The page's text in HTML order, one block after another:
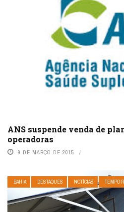
ANS suspende venda de
operadoras
9 DE MARÇO DE 2015
BAHIA DESTAQUES NOTÍCIAS TEMPO